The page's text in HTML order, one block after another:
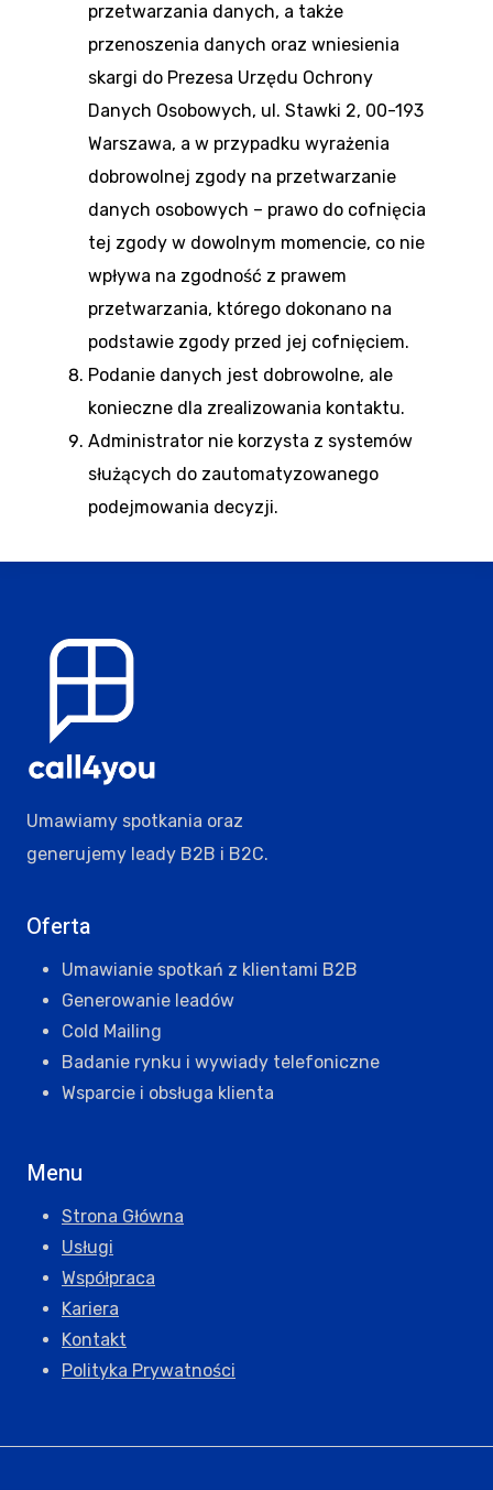
przetwarzania danych, a także
przenoszenia danych oraz wniesienia
skargi do Prezesa Urzędu Ochrony
Danych Osobowych, ul. Stawki 2, 00-193
Warszawa, a w przypadku wyrażenia
dobrowolnej zgody na przetwarzanie
danych osobowych – prawo do cofnięcia
tej zgody w dowolnym momencie, co nie
wpływa na zgodność z prawem
przetwarzania, którego dokonano na
podstawie zgody przed jej cofnięciem.
Podanie danych jest dobrowolne, ale
konieczne dla zrealizowania kontaktu.
Administrator nie korzysta z systemów
służących do zautomatyzowanego
podejmowania decyzji.
Umawiamy spotkania oraz
generujemy leady B2B i B2C.
Oferta
Umawianie spotkań z klientami B2B
Generowanie leadów
Cold Mailing
Badanie rynku i wywiady telefoniczne
Wsparcie i obsługa klienta
Menu
Strona Główna
Usługi
Współpraca
Kariera
Kontakt
Polityka Prywatności